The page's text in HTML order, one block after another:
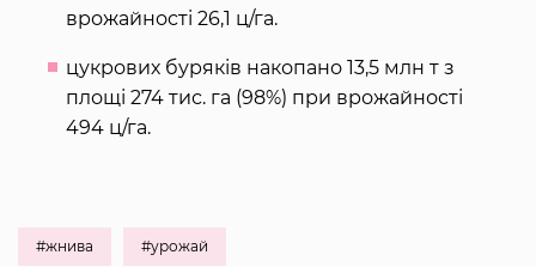
врожайності 26,1 ц/га.
цукрових буряків накопано 13,5 млн т з
площі 274 тис. га (98%) при врожайності
494 ц/га.
#жнива #урожай